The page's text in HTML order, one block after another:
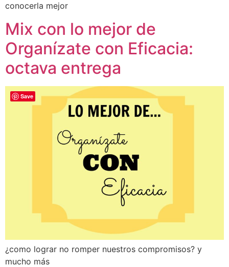
conocerla mejor
Mix con lo mejor de
Organízate con Eficacia:
octava entrega
¿como lograr no romper nuestros compromisos? y
mucho más
Save